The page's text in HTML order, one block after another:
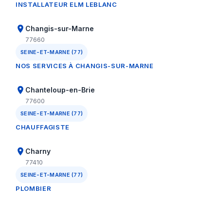
INSTALLATEUR ELM LEBLANC
Changis-sur-Marne
77660
SEINE-ET-MARNE (77)
NOS SERVICES À CHANGIS-SUR-MARNE
Chanteloup-en-Brie
77600
SEINE-ET-MARNE (77)
CHAUFFAGISTE
Charny
77410
SEINE-ET-MARNE (77)
PLOMBIER